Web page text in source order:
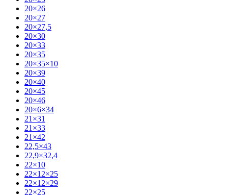
20×26
20×27
20×27,5
20×30
20×33
20×35
20×35×10
20×39
20×40
20×45
20×46
20×6×34
21×31
21×33
21×42
22,5×43
22,9×32,4
22×10
22×12×25
22×12×29
22×25